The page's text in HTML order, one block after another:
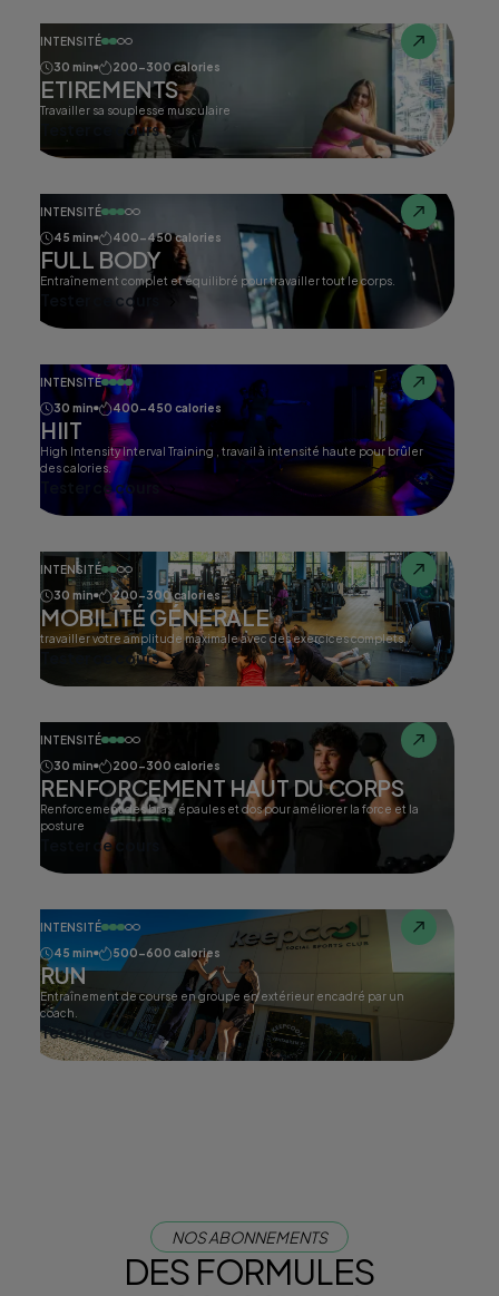
INTENSITÉ
30 min
200-300 calories
ETIREMENTS
Travailler sa souplesse musculaire
Tester ce cours
INTENSITÉ
45 min
400-450 calories
FULL BODY
Entraînement complet et équilibré pour travailler tout le corps.
Tester ce cours
INTENSITÉ
30 min
400-450 calories
HIIT
High Intensity Interval Training , travail à intensité haute pour brûler
des calories.
Tester ce cours
INTENSITÉ
30 min
200-300 calories
MOBILITÉ GÉNERALE
travailler votre amplitude maximale avec des exercices complets.
Tester ce cours
INTENSITÉ
30 min
200-300 calories
RENFORCEMENT HAUT DU CORPS
Renforcement des bras, épaules et dos pour améliorer la force et la
posture
Tester ce cours
INTENSITÉ
45 min
500-600 calories
RUN
Entraînement de course en groupe en extérieur encadré par un
coach.
Tester ce cours
NOS ABONNEMENTS
DES FORMULES